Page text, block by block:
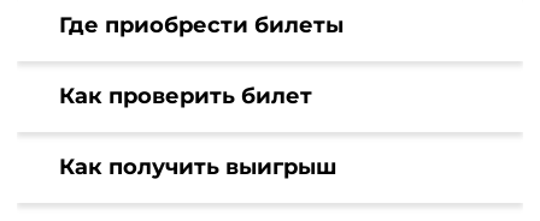
Где приобрести билеты
Как проверить билет
Как получить выигрыш